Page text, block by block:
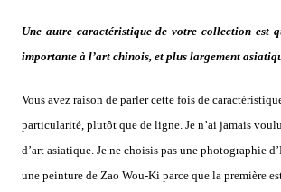
Une autre caractéristique de votre collection est
importante à l’art chinois, et plus largement
Vous avez raison de parler cette fois de
particularité, plutôt que de ligne. Je n’ai jamais
d’art asiatique. Je ne choisis pas une photographie
une peinture de Zao Wou-Ki parce que la première